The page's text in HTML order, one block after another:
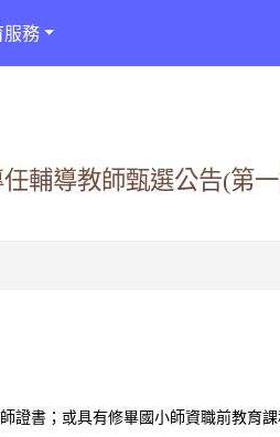
務
輔導教師甄選公告(第
證書；或具有修畢國小師資職前教育